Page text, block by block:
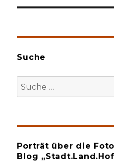
Suche
Suche
nach:
Porträt über die
Blog